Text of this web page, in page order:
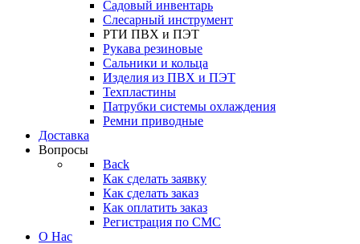
Садовый инвентарь
Слесарный инструмент
РТИ ПВХ и ПЭТ
Рукава резиновые
Сальники и кольца
Изделия из ПВХ и ПЭТ
Техпластины
Патрубки системы охлаждения
Ремни приводные
Доставка
Вопросы
Back
Как сделать заявку
Как сделать заказ
Как оплатить заказ
Регистрация по СМС
О Нас